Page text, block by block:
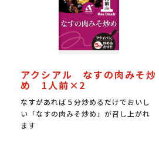
アクシアル なすの肉みそ炒
め 1人前×2
なすがあれば５分炒めるだけでおいし
い「なすの肉みそ炒め」が召し上がれ
ます